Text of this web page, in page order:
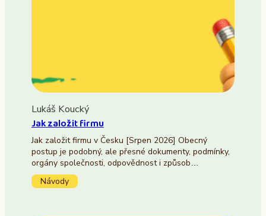
Lukáš Koucký
Jak založit firmu
Jak založit firmu v Česku [Srpen 2026] Obecný
postup je podobný, ale přesné dokumenty, podmínky,
orgány společnosti, odpovědnost i způsob…
Návody